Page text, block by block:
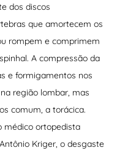
dos discos
que amortecem os
rompem e comprimem
A compressão da
e formigamentos nos
região lombar, mas
comum, a torácica.
médico ortopedista
Kriger, o desgaste